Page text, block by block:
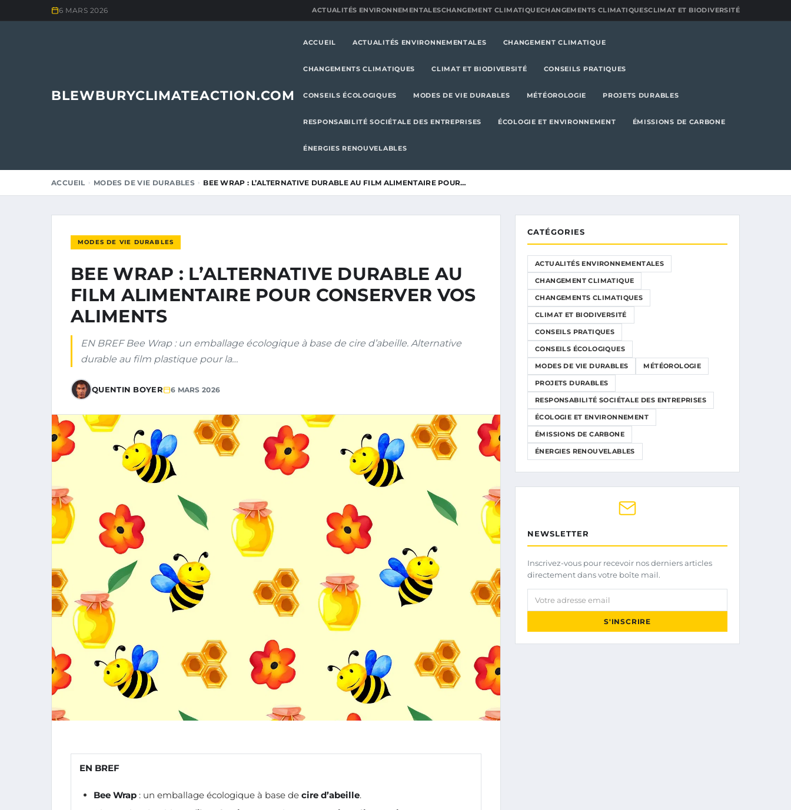
6 MARS 2026 ACTUALITÉS ENVIRONNEMENTALESCHANGEMENT CLIMATIQUECHANGEMENTS CLIMATIQUESCLIMAT ET BIODIVERSITÉ
BLEWBURYCLIMATEACTION.COM
ACCUEIL ACTUALITÉS ENVIRONNEMENTALES CHANGEMENT CLIMATIQUE
CHANGEMENTS CLIMATIQUES CLIMAT ET BIODIVERSITÉ CONSEILS PRATIQUES
CONSEILS ÉCOLOGIQUES MODES DE VIE DURABLES MÉTÉOROLOGIE PROJETS DURABLES
RESPONSABILITÉ SOCIÉTALE DES ENTREPRISES ÉCOLOGIE ET ENVIRONNEMENT ÉMISSIONS DE CARBONE
ÉNERGIES RENOUVELABLES
ACCUEIL MODES DE VIE DURABLES BEE WRAP : L’ALTERNATIVE DURABLE AU FILM ALIMENTAIRE POUR…
MODES DE VIE DURABLES
BEE WRAP : L’ALTERNATIVE DURABLE AU
FILM ALIMENTAIRE POUR CONSERVER VOS
ALIMENTS
EN BREF Bee Wrap : un emballage écologique à base de cire d’abeille. Alternative
durable au film plastique pour la…
QUENTIN BOYER 6 MARS 2026
EN BREF
Bee Wrap : un emballage écologique à base de cire d’abeille.
CATÉGORIES
ACTUALITÉS ENVIRONNEMENTALES
CHANGEMENT CLIMATIQUE
CHANGEMENTS CLIMATIQUES
CLIMAT ET BIODIVERSITÉ
CONSEILS PRATIQUES
CONSEILS ÉCOLOGIQUES
MODES DE VIE DURABLES MÉTÉOROLOGIE
PROJETS DURABLES
RESPONSABILITÉ SOCIÉTALE DES ENTREPRISES
ÉCOLOGIE ET ENVIRONNEMENT
ÉMISSIONS DE CARBONE
ÉNERGIES RENOUVELABLES
NEWSLETTER
Inscrivez-vous pour recevoir nos derniers articles
directement dans votre boîte mail.
Votre adresse email
S'INSCRIRE